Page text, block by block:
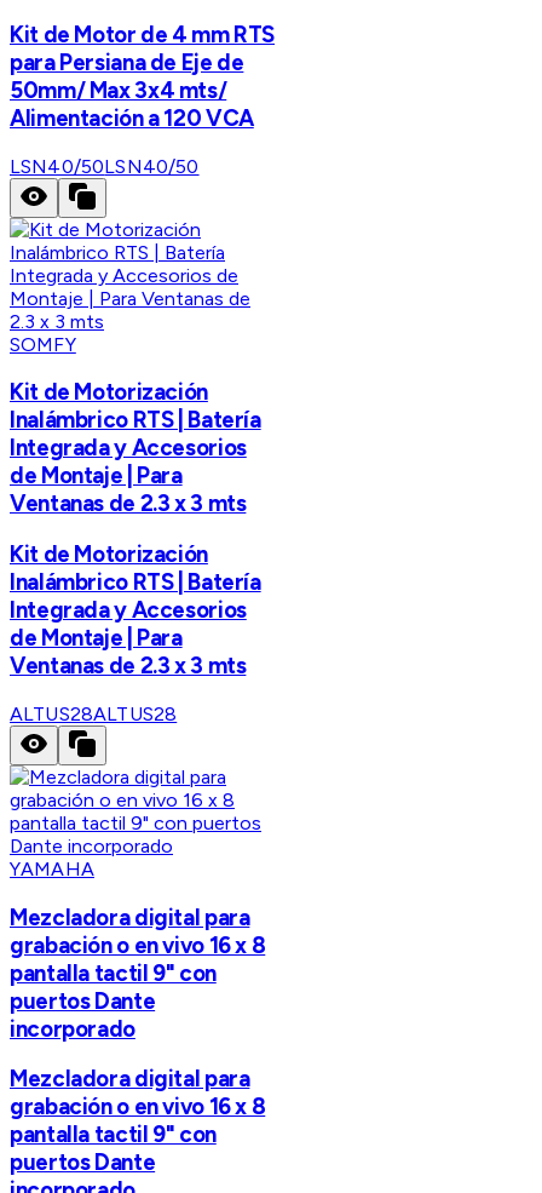
Kit de Motor de 4 mm RTS
para Persiana de Eje de
50mm/ Max 3x4 mts/
Alimentación a 120 VCA
LSN40/50LSN40/50
SOMFY
Kit de Motorización
Inalámbrico RTS | Batería
Integrada y Accesorios
de Montaje | Para
Ventanas de 2.3 x 3 mts
Kit de Motorización
Inalámbrico RTS | Batería
Integrada y Accesorios
de Montaje | Para
Ventanas de 2.3 x 3 mts
ALTUS28ALTUS28
YAMAHA
Mezcladora digital para
grabación o en vivo 16 x 8
pantalla tactil 9" con
puertos Dante
incorporado
Mezcladora digital para
grabación o en vivo 16 x 8
pantalla tactil 9" con
puertos Dante